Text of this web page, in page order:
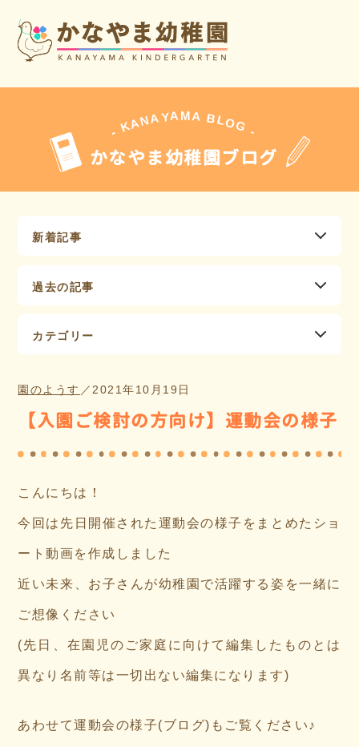
- KANAYA MA BLOG -
かなやま幼稚園ブログ
新着記事
過去の記事
カテゴリー
園のようす ／ 2021年10月19日
【入園ご検討の方向け】運動会の様子
こんにちは！
今回は先日開催された運動会の様子をまとめたショ
ート動画を作成しました
近い未来、お子さんが幼稚園で活躍する姿を一緒に
ご想像ください
(先日、在園児のご家庭に向けて編集したものとは
異なり名前等は一切出ない編集になります)
あわせて運動会の様子(ブログ)もご覧ください♪